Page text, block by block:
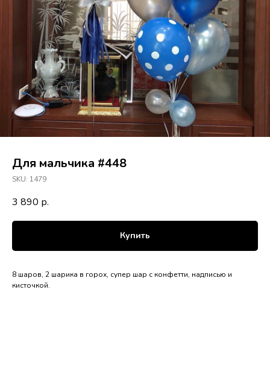
Для мальчика #448
SKU: 1479
3 890 р.
Купить
8 шаров, 2 шарика в горох, супер шар с конфетти, надписью и
кисточкой.